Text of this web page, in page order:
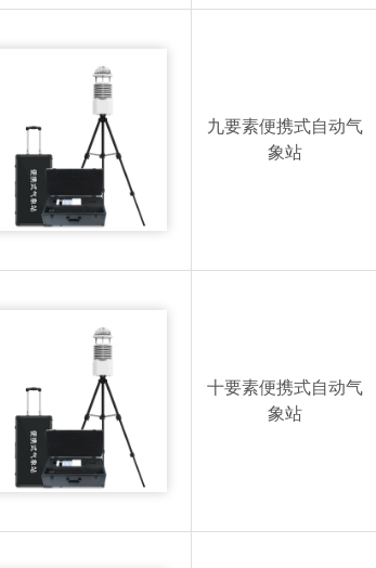
九要素便携式自动气
象站
十要素便携式自动气
象站